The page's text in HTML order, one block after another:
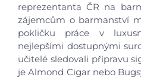
Projekty
Foto
reprezentanta ČR na
zájemcům o barmanství
pokličku práce v
nejlepšími dostupnými
učitelé sledovali přípravu
je Almond Cigar nebo